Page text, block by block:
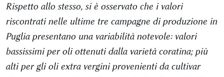
Rispetto allo stesso, si è osservato che i valori
riscontrati nelle ultime tre campagne di produzione in
Puglia presentano una variabilità notevole: valori
bassissimi per oli ottenuti dalla varietà coratina; più
alti per gli oli extra vergini provenienti da cultivar